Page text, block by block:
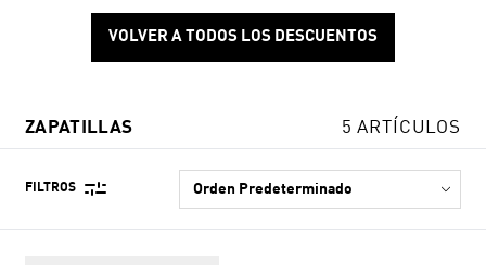
VOLVER A TODOS LOS DESCUENTOS
ZAPATILLAS 5 ARTÍCULOS
FILTROS